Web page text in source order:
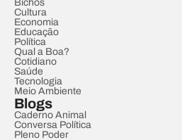
Bichos
Cultura
Economia
Educação
Política
Qual a Boa?
Cotidiano
Saúde
Tecnologia
Meio Ambiente
Blogs
Caderno Animal
Conversa Política
Pleno Poder